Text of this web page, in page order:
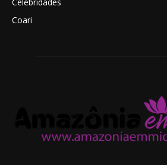
Celebridades
Coari